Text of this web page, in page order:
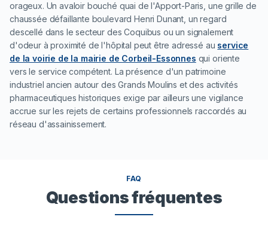
orageux. Un avaloir bouché quai de l'Apport-Paris, une grille de
chaussée défaillante boulevard Henri Dunant, un regard
descellé dans le secteur des Coquibus ou un signalement
d'odeur à proximité de l'hôpital peut être adressé au service
de la voirie de la mairie de Corbeil-Essonnes qui oriente
vers le service compétent. La présence d'un patrimoine
industriel ancien autour des Grands Moulins et des activités
pharmaceutiques historiques exige par ailleurs une vigilance
accrue sur les rejets de certains professionnels raccordés au
réseau d'assainissement.
FAQ
Questions fréquentes